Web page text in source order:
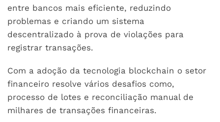
entre bancos mais eficiente, reduzindo
problemas e criando um sistema
descentralizado à prova de violações para
registrar transações.
Com a adoção da tecnologia blockchain o setor
financeiro resolve vários desafios como,
processo de lotes e reconciliação manual de
milhares de transações financeiras.